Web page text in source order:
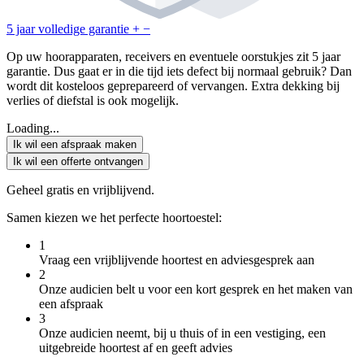
5 jaar volledige garantie + −
Op uw hoorapparaten, receivers en eventuele oorstukjes zit 5 jaar
garantie. Dus gaat er in die tijd iets defect bij normaal gebruik? Dan
wordt dit kosteloos geprepareerd of vervangen. Extra dekking bij
verlies of diefstal is ook mogelijk.
Loading...
Ik wil een afspraak maken
Ik wil een offerte ontvangen
Geheel gratis en vrijblijvend.
Samen kiezen we het perfecte hoortoestel:
1
Vraag een vrijblijvende hoortest en adviesgesprek aan
2
Onze audicien belt u voor een kort gesprek en het maken van
een afspraak
3
Onze audicien neemt, bij u thuis of in een vestiging, een
uitgebreide hoortest af en geeft advies